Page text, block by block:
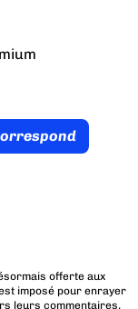
offerte aux
imposé pour enrayer
leurs commentaires,